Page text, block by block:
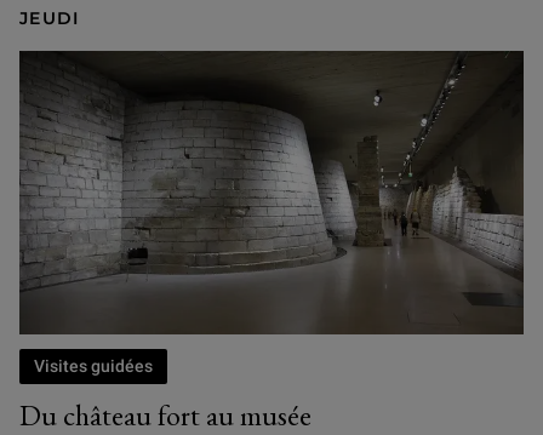
JEUDI
Du château fort au musée
Visites guidées